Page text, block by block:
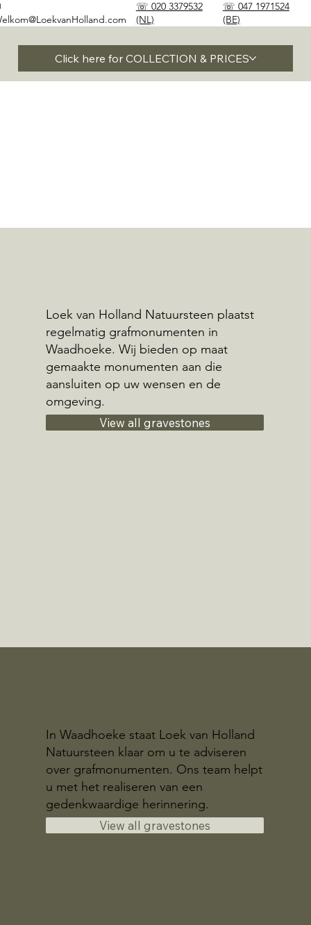
☏ 020 3379532
(NL)
☏ 047 1971524
(BE)
Click here for COLLECTION & PRICES
Loek van Holland Natuursteen plaatst
regelmatig grafmonumenten in
Waadhoeke. Wij bieden op maat
gemaakte monumenten aan die
aansluiten op uw wensen en de
omgeving.
View all gravestones
In Waadhoeke staat Loek van Holland
Natuursteen klaar om u te adviseren
over grafmonumenten. Ons team helpt
u met het realiseren van een
gedenkwaardige herinnering.
View all gravestones